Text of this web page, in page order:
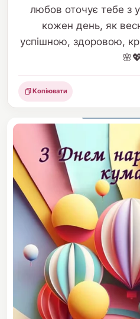
любов оточує тебе з
кожен день, як
успішною, здоровою,
Поділитися
Копіювати